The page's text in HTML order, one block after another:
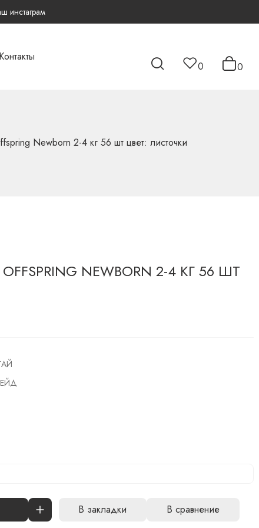
инстаграм
Контакты
0 0
Newborn 2-4 кг 56 шт цвет: листочки
NEWBORN 2-4 КГ 56 ШТ
В закладки В сравнение